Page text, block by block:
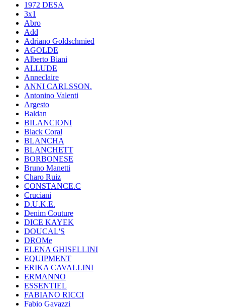
1972 DESA
3x1
Abro
Add
Adriano Goldschmied
AGOLDE
Alberto Biani
ALLUDE
Anneclaire
ANNI CARLSSON.
Antonino Valenti
Argesto
Baldan
BILANCIONI
Black Coral
BLANCHA
BLANCHETT
BORBONESE
Bruno Manetti
Charo Ruiz
CONSTANCE.C
Cruciani
D.U.K.E.
Denim Couture
DICE KAYEK
DOUCAL'S
DROMe
ELENA GHISELLINI
EQUIPMENT
ERIKA CAVALLINI
ERMANNO
ESSENTIEL
FABIANO RICCI
Fabio Gavazzi